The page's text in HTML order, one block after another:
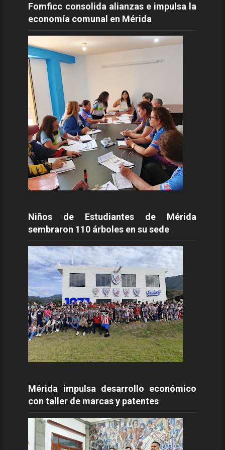
Fomficc consolida alianzas e impulsa la
economía comunal en Mérida
Niños de Estudiantes de Mérida
sembraron 110 árboles en su sede
Mérida impulsa desarrollo económico
con taller de marcas y patentes